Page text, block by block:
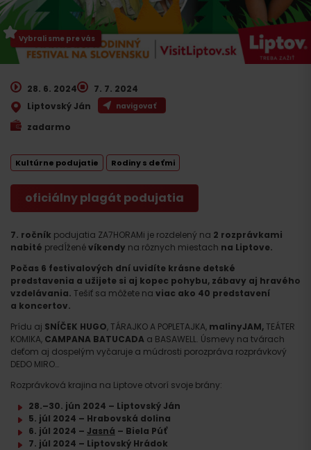
7. ročník podujatia ZA7HORAMi je rozdelený na 2 rozprávkami
nabité predĺženévíkendy na rôznych miestach na Liptove.
Počas 6 festivalových dní uvidíte krásne detské
predstavenia a užijete si aj kopec pohybu, zábavy aj hravého
vzdelávania. Tešiť sa môžete na viac ako 40 predstavení
a koncertov.
Prídu aj SNÍČEK HUGO, TÁRAJKO A POPLETAJKA, malinyJAM, TEÁTER
KOMIKA, CAMPANA BATUCADA a BASAWELL. Úsmevy na tvárach
deťom aj dospelým vyčaruje a múdrosti porozpráva rozprávkový
DEDO MIRO…
Rozprávková krajina na Liptove otvorí svoje brány:
28.–30. jún 2024 – Liptovský Ján
5. júl 2024 – Hrabovská dolina
6. júl 2024 – Jasná – Biela Púť
7. júl 2024 – Liptovský Hrádok
Vybrali sme pre vás
28. 6. 2024
7. 7. 2024
Liptovský Ján
navigovať
zadarmo
Rodiny s deťmi
Kultúrne podujatie
oficiálny plagát podujatia